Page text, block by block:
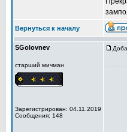
Вернуться к началу
SGolovnev
старший мичман
Зарегистрирован: 04.11.2019
Сообщения: 148